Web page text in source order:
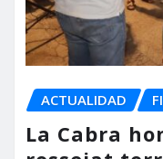
ACTUALIDAD
La Cabra